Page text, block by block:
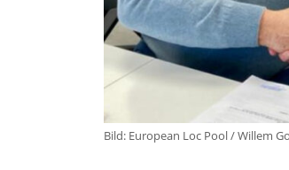
Bild: European Loc Pool / Willem